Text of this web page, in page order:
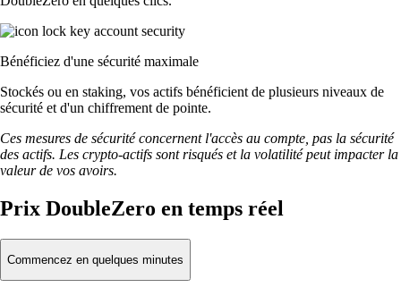
Bénéficiez d'une sécurité maximale
Stockés ou en staking, vos actifs bénéficient de plusieurs niveaux de
sécurité et d'un chiffrement de pointe.
Ces mesures de sécurité concernent l'accès au compte, pas la sécurité
des actifs. Les crypto-actifs sont risqués et la volatilité peut impacter la
valeur de vos avoirs.
Prix DoubleZero en temps réel
Commencez en quelques minutes